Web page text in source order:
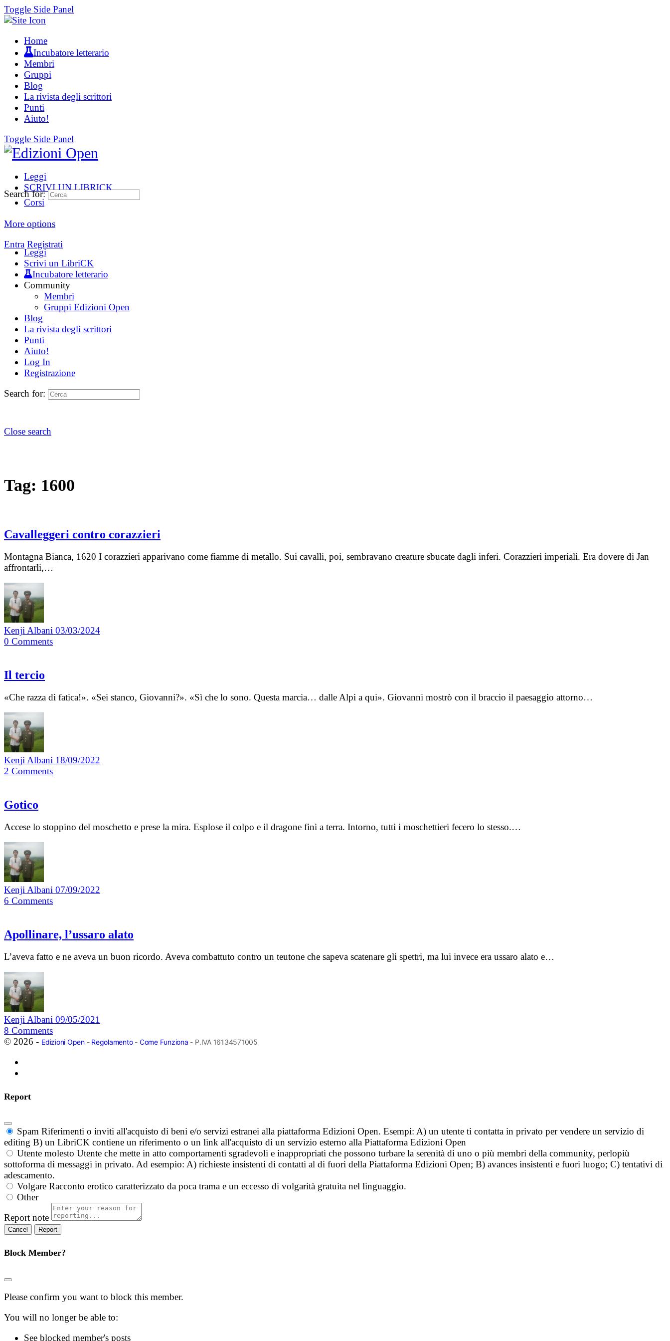
Toggle Side Panel
Home
Incubatore letterario
Membri
Gruppi
Blog
La rivista degli scrittori
Punti
Aiuto!
Toggle Side Panel
Leggi
SCRIVI UN LIBRICK
Corsi
More options
Entra Registrati
Search for:
Leggi
Scrivi un LibriCK
Incubatore letterario
Community
Membri
Gruppi Edizioni Open
Blog
La rivista degli scrittori
Punti
Aiuto!
Log In
Registrazione
Search for:
Close search
Tag: 1600
Cavalleggeri contro corazzieri
Montagna Bianca, 1620 I corazzieri apparivano come fiamme di metallo. Sui cavalli, poi, sembravano creature sbucate dagli inferi. Corazzieri imperiali. Era dovere di Jan
affrontarli,…
Kenji Albani 03/03/2024
0 Comments
Il tercio
«Che razza di fatica!». «Sei stanco, Giovanni?». «Sì che lo sono. Questa marcia… dalle Alpi a qui». Giovanni mostrò con il braccio il paesaggio attorno…
Kenji Albani 18/09/2022
2 Comments
Gotico
Accese lo stoppino del moschetto e prese la mira. Esplose il colpo e il dragone finì a terra. Intorno, tutti i moschettieri fecero lo stesso.…
Kenji Albani 07/09/2022
6 Comments
Apollinare, l’ussaro alato
L’aveva fatto e ne aveva un buon ricordo. Aveva combattuto contro un teutone che sapeva scatenare gli spettri, ma lui invece era ussaro alato e…
Kenji Albani 09/05/2021
8 Comments
© 2026 - Edizioni Open- Regolamento- Come Funziona - P.IVA 16134571005
Report
Spam Riferimenti o inviti all'acquisto di beni e/o servizi estranei alla piattaforma Edizioni Open. Esempi: A) un utente ti contatta in privato per vendere un servizio di
editing B) un LibriCK contiene un riferimento o un link all'acquisto di un servizio esterno alla Piattaforma Edizioni Open
Utente molesto Utente che mette in atto comportamenti sgradevoli e inappropriati che possono turbare la serenità di uno o più membri della community, perlopiù
sottoforma di messaggi in privato. Ad esempio: A) richieste insistenti di contatti al di fuori della Piattaforma Edizioni Open; B) avances insistenti e fuori luogo; C) tentativi di
adescamento.
Volgare Racconto erotico caratterizzato da poca trama e un eccesso di volgarità gratuita nel linguaggio.
Other
Report note
Report
Block Member?
Please confirm you want to block this member.
You will no longer be able to:
See blocked member's posts